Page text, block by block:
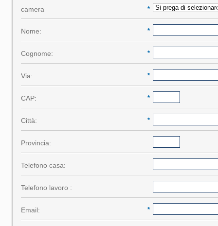
*
camera
*
Nome:
*
Cognome:
*
Via:
*
CAP:
*
Città:
Provincia:
Telefono casa:
Telefono lavoro :
*
Email: